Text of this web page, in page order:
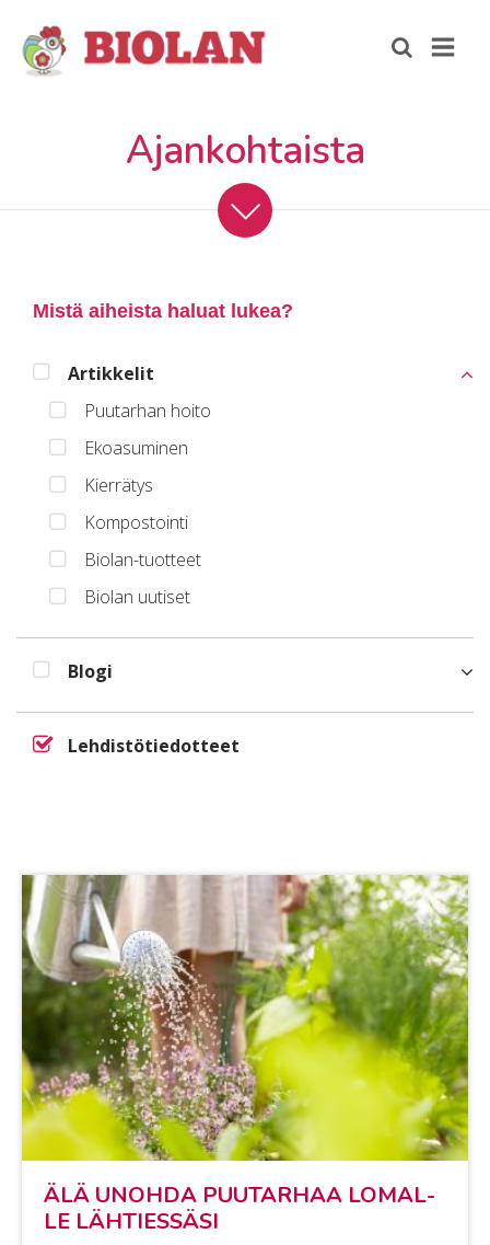
Ajankohtaista
Mistä aiheista haluat lukea?
Artikkelit
Puutarhan hoito
Ekoasuminen
Kierrätys
Kompostointi
Biolan-tuotteet
Biolan uutiset
Blogi
Lehdistötiedotteet
ÄLÄ UNOH­DA PUU­TAR­HAA LO­MAL­
LE LÄH­TIES­SÄ­SI